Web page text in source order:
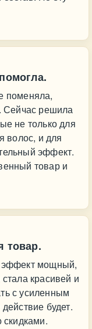
поменяла,
Сейчас решила
не только для
волос, и для
эффект.
товар и
товар.
эффект мощный,
красивей и
с усиленным
будет.